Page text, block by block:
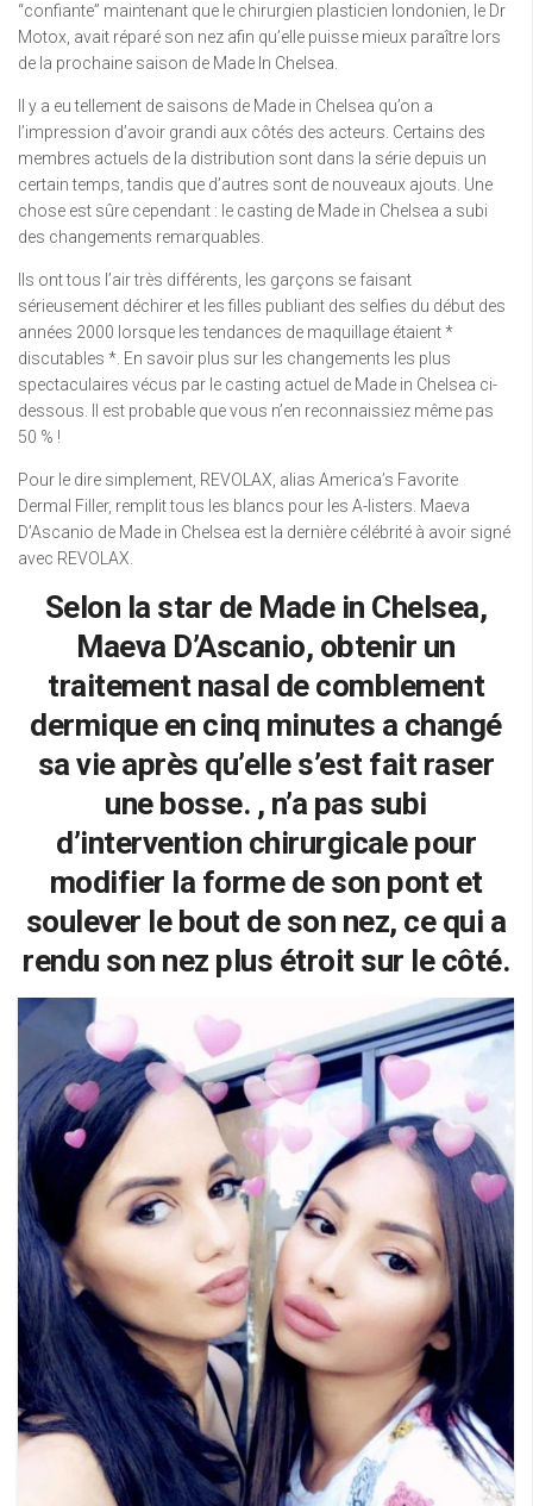
“confiante” maintenant que le chirurgien plasticien londonien, le Dr
Motox, avait réparé son nez afin qu’elle puisse mieux paraître lors
de la prochaine saison de Made In Chelsea.
Il y a eu tellement de saisons de Made in Chelsea qu’on a
l’impression d’avoir grandi aux côtés des acteurs. Certains des
membres actuels de la distribution sont dans la série depuis un
certain temps, tandis que d’autres sont de nouveaux ajouts. Une
chose est sûre cependant : le casting de Made in Chelsea a subi
des changements remarquables.
Ils ont tous l’air très différents, les garçons se faisant
sérieusement déchirer et les filles publiant des selfies du début des
années 2000 lorsque les tendances de maquillage étaient *
discutables *. En savoir plus sur les changements les plus
spectaculaires vécus par le casting actuel de Made in Chelsea ci-
dessous. Il est probable que vous n’en reconnaissiez même pas
50 % !
Pour le dire simplement, REVOLAX, alias America’s Favorite
Dermal Filler, remplit tous les blancs pour les A-listers. Maeva
D’Ascanio de Made in Chelsea est la dernière célébrité à avoir signé
avec REVOLAX.
Selon la star de Made in Chelsea,
Maeva D’Ascanio, obtenir un
traitement nasal de comblement
dermique en cinq minutes a changé
sa vie après qu’elle s’est fait raser
une bosse. , n’a pas subi
d’intervention chirurgicale pour
modifier la forme de son pont et
soulever le bout de son nez, ce qui a
rendu son nez plus étroit sur le côté.